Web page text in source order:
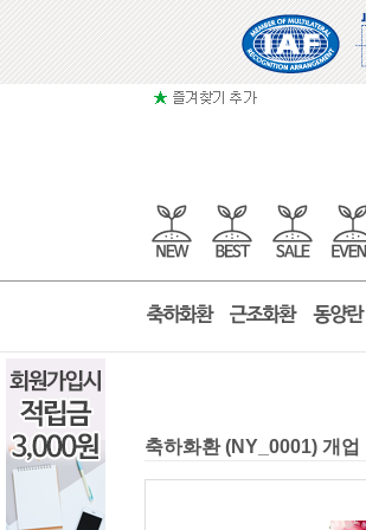
축하화환 (NY_0001) 개